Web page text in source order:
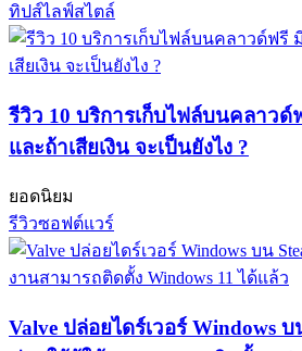
ทิปส์ไลฟ์สไตล์
รีวิว 10 บริการเก็บไฟล์บนคลาวด์
และถ้าเสียเงิน จะเป็นยังไง ?
ยอดนิยม
รีวิวซอฟต์แวร์
Valve ปล่อยไดร์เวอร์ Windows บ